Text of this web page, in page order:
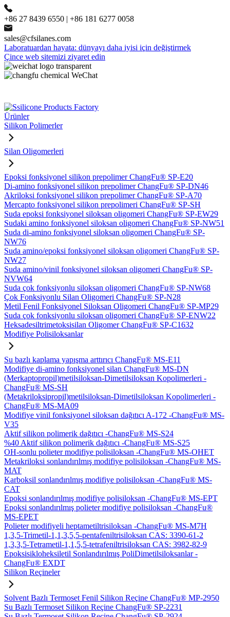
+86 27 8439 6550 | +86 181 6277 0058
sales@cfsilanes.com
Laboratuardan hayata: dünyayı daha iyisi için değiştirmek
Çince web sitemizi ziyaret edin
Ürünler
Silikon Polimerler
Silan Oligomerleri
Epoksi fonksiyonel silikon prepolimer ChangFu® SP-E20
Di-amino fonksiyonel silikon prepolimer ChangFu® SP-DN46
Akriloksi fonksiyonel silikon prepolimer ChangFu® SP-A70
Mercapto fonksiyonel silikon prepolimeri ChangFu® SP-SH
Suda epoksi fonksiyonel siloksan oligomeri ChangFu® SP-EW29
Sudaki amino fonksiyonel siloksan oligomeri ChangFu® SP-NW51
Suda di-amino fonksiyonel siloksan oligomeri ChangFu® SP-
NW76
Suda amino/epoksi fonksiyonel siloksan oligomeri ChangFu® SP-
NW27
Suda amino/vinil fonksiyonel siloksan oligomeri ChangFu® SP-
NVW64
Suda çok fonksiyonlu siloksan oligomeri ChangFu® SP-NW68
Çok Fonksiyonlu Silan Oligomeri ChangFu® SP-N28
Metil Fenil Fonksiyonel Siloksan Oligomeri ChangFu® SP-MP29
Suda çok fonksiyonlu siloksan oligomeri ChangFu® SP-ENW22
Heksadesiltrimetoksisilan Oligomer ChangFu® SP-C1632
Modifiye Polisiloksanlar
Su bazlı kaplama yapışma arttırıcı ChangFu® MS-E11
Modifiye di-amino fonksiyonel silan ChangFu® MS-DN
(Merkaptopropil)metilsiloksan-Dimetilsiloksan Kopolimerleri -
ChangFu® MS-SH
(Metakriloksipropil)metilsiloksan-Dimetilsiloksan Kopolimerleri -
ChangFu® MS-MA09
Modifiye vinil fonksiyonel siloksan dağıtıcı A-172 -ChangFu® MS-
V35
Aktif silikon polimerik dağıtıcı -ChangFu® MS-S24
%40 Aktif silikon polimerik dağıtıcı -ChangFu® MS-S25
OH-sonlu polieter modifiye polisiloksan -ChangFu® MS-OHET
Metakriloksi sonlandırılmış modifiye polisiloksan -ChangFu® MS-
MAT
Karboksil sonlandırılmış modifiye polisiloksan -ChangFu® MS-
CAT
Epoksi sonlandırılmış modifiye polisiloksan -ChangFu® MS-EPT
Epoksi sonlandırılmış polieter modifiye polisiloksan -ChangFu®
MS-EPET
Polieter modifiyeli heptametiltrisiloksan -ChangFu® MS-M7H
1,3,5-Trimetil-1,1,3,5,5-pentafeniltrisiloksan CAS: 3390-61-2
1,3,3,5-Tetrametil-1,1,5,5-tetrafeniltrisiloksan CAS: 3982-82-9
Epoksisikloheksiletil Sonlandırılmış PoliDimetilsiloksanlar -
ChangFu® EXDT
Silikon Reçineler
Solvent Bazlı Termoset Fenil Silikon Reçine ChangFu® MP-2950
Su Bazlı Termoset Silikon Reçine ChangFu® SP-2231